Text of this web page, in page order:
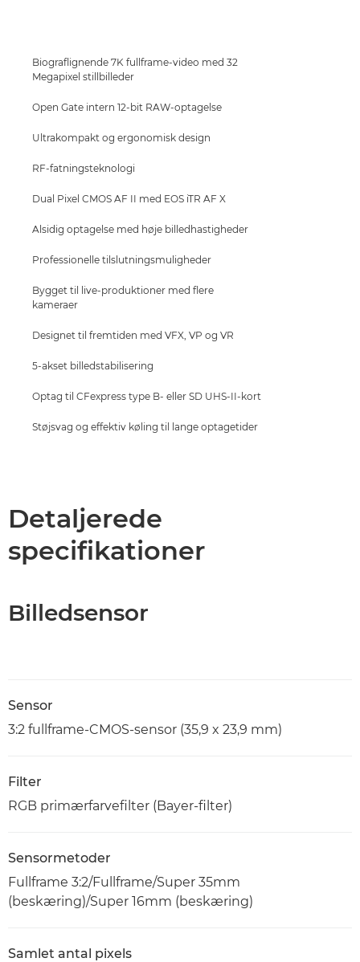
Biograflignende 7K fullframe-video med 32
Megapixel stillbilleder
Open Gate intern 12-bit RAW-optagelse
Ultrakompakt og ergonomisk design
RF-fatningsteknologi
Dual Pixel CMOS AF II med EOS iTR AF X
Alsidig optagelse med høje billedhastigheder
Professionelle tilslutningsmuligheder
Bygget til live-produktioner med flere
kameraer
Designet til fremtiden med VFX, VP og VR
5-akset billedstabilisering
Optag til CFexpress type B- eller SD UHS-II-kort
Støjsvag og effektiv køling til lange optagetider
Detaljerede
specifikationer
Billedsensor
Sensor
3:2 fullframe-CMOS-sensor (35,9 x 23,9 mm)
Filter
RGB primærfarvefilter (Bayer-filter)
Sensormetoder
Fullframe 3:2/Fullframe/Super 35mm
(beskæring)/Super 16mm (beskæring)
Samlet antal pixels